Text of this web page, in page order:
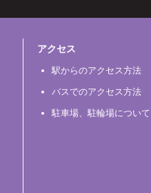
アクセス
駅からのアクセス方法
バスでのアクセス方法
駐車場、駐輪場について